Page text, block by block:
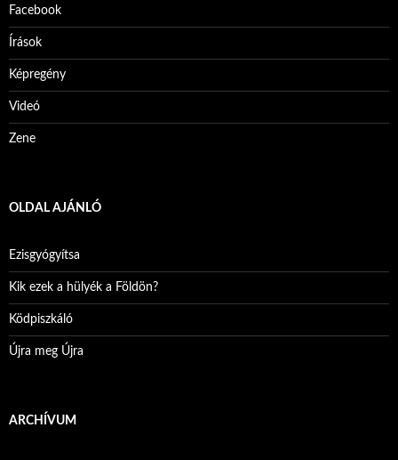
Facebook
Írások
Képregény
Videó
Zene
OLDAL AJÁNLÓ
Ezisgyógyítsa
Kik ezek a hülyék a Földön?
Ködpiszkáló
Újra meg Újra
ARCHÍVUM